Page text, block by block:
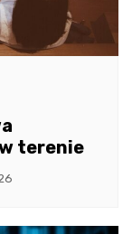
terenie